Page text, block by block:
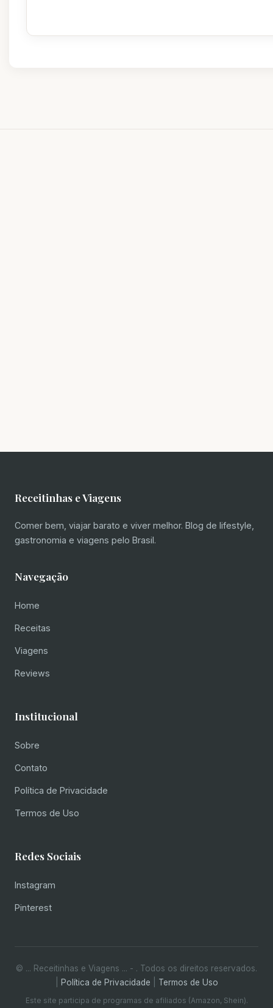
Receitinhas e Viagens
Comer bem, viajar barato e viver melhor. Blog de lifestyle,
gastronomia e viagens pelo Brasil.
Navegação
Home
Receitas
Viagens
Reviews
Institucional
Sobre
Contato
Política de Privacidade
Termos de Uso
Redes Sociais
Instagram
Pinterest
© ... Receitinhas e Viagens ... - . Todos os direitos reservados.
Política de Privacidade Termos de Uso
Este site participa de programas de afiliados (Amazon, Shein).